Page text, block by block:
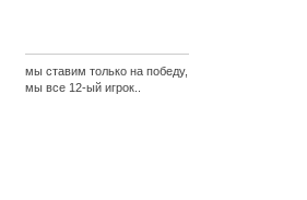
мы ставим только на победу,
мы все 12-ый игрок..